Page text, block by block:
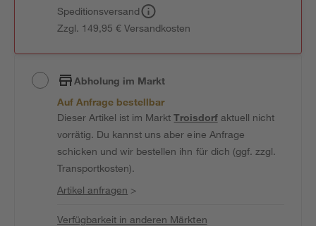
Speditionsversand
Zzgl. 149,95 € Versandkosten
Abholung im Markt
Auf Anfrage bestellbar
Dieser Artikel ist im MarktTroisdorfaktuell nicht
vorrätig. Du kannst uns aber eine Anfrage
schicken und wir bestellen ihn für dich (ggf. zzgl.
Transportkosten).
Artikel anfragen >
Verfügbarkeit in anderen Märkten